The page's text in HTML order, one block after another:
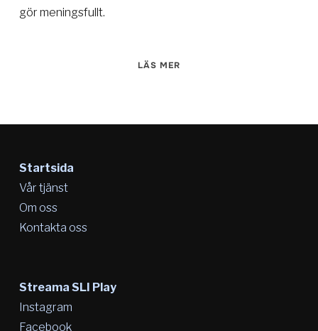
gör meningsfullt.
LÄS MER
Startsida
Vår tjänst
Om oss
Kontakta oss
Streama SLI Play
Instagram
Facebook